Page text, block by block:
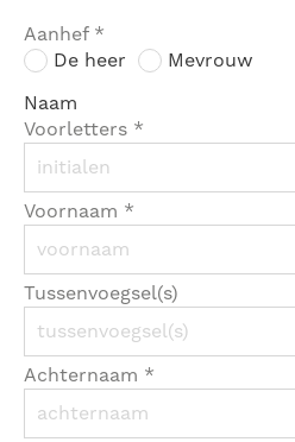
Aanhef *
De heer
Mevrouw
Naam
Voorletters *
Voornaam *
Tussenvoegsel(s)
Achternaam *